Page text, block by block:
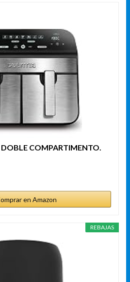
DOBLE COMPARTIMENTO.
en Amazon
REBAJAS